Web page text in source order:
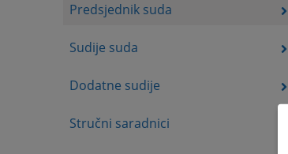
Predsjednik suda
Sudije suda
Dodatne sudije
Stručni saradnici